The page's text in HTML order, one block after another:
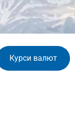
Курси валют